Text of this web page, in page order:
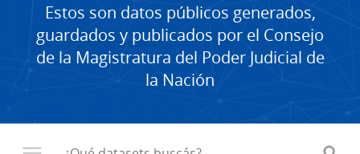
Estos son datos públicos generados,
guardados y publicados por el Consejo
de la Magistratura del Poder Judicial de
la Nación